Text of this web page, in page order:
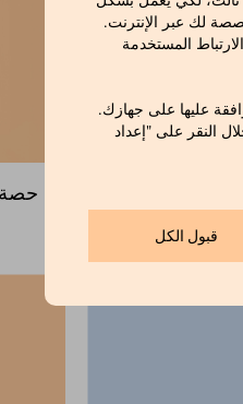
لك عبر الإنترنت.
المستخدمة
عليها على جهازك.
النقر على "إعداد
قبول الكل
حصة